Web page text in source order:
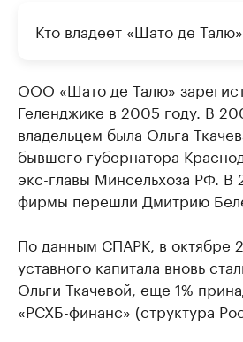
Кто владеет «Шато де Талю»
ООО «Шато де Талю»
Геленджике в 2005 году. В
владельцем была Ольга
бывшего губернатора
экс-главы Минсельхоза РФ. В
фирмы перешли Дмитрию
По данным СПАРК, в октябре
уставного капитала вновь
Ольги Ткачевой, еще 1%
«РСХБ-финанс» (структура